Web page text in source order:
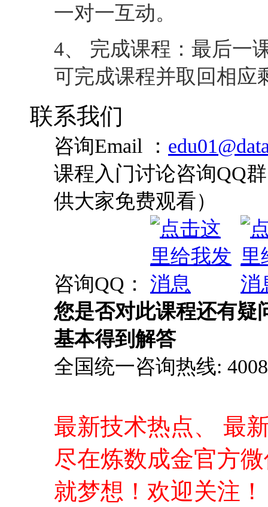
一对一互动。
4、 完成课程：最后一
可完成课程并取回相应
联系我们
咨询Email ：
课程入门讨论咨询QQ
供大家免费观看）
咨询QQ：
您是否对此课程还有疑
基本得到解答
全国统一咨询热线:
最新技术热点、 最
尽在炼数成金官方
就梦想！欢迎关注！